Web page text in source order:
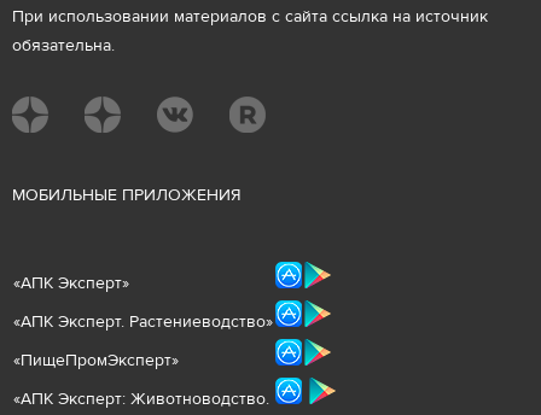
При использовании материалов с сайта ссылка на источник
обязательна.
МОБИЛЬНЫЕ ПРИЛОЖЕНИЯ
«АПК Эксперт»
«АПК Эксперт. Растениеводство»
«ПищеПромЭксперт»
«АПК Эксперт: Животноводство.